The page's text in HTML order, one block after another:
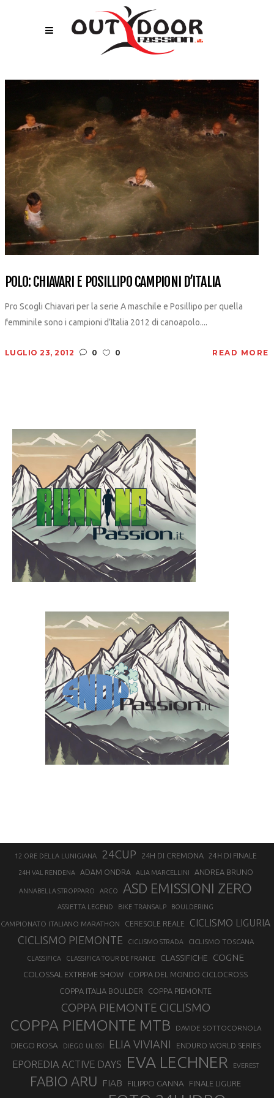
POLO: CHIAVARI E POSILLIPO CAMPIONI D’ITALIA
Pro Scogli Chiavari per la serie A maschile e Posillipo per quella
femminile sono i campioni d’Italia 2012 di canoapolo....
LUGLIO 23, 2012 0 0 READ MORE
12 ORE DELLA LUNIGIANA 24CUP 24H DI CREMONA 24H DI FINALE
24H VAL RENDENA ADAM ONDRA ALIA MARCELLINI ANDREA BRUNO
ANNABELLA STROPPARO ARCO ASD EMISSIONI ZERO
ASSIETTA LEGEND BIKE TRANSALP BOULDERING
CAMPIONATO ITALIANO MARATHON CERESOLE REALE CICLISMO LIGURIA
CICLISMO PIEMONTE CICLISMO STRADA CICLISMO TOSCANA
CLASSIFICA CLASSIFICA TOUR DE FRANCE CLASSIFICHE COGNE
COLOSSAL EXTREME SHOW
COPPA DEL MONDO CICLOCROSS
COPPA ITALIA BOULDER
COPPA PIEMONTE
COPPA PIEMONTE CICLISMO
COPPA PIEMONTE MTB DAVIDE SOTTOCORNOLA
DIEGO ROSA DIEGO ULISSI ELIA VIVIANI ENDURO WORLD SERIES
EPOREDIA ACTIVE DAYS EVA LECHNER EVEREST
FABIO ARU FIAB FILIPPO GANNA FINALE LIGURE